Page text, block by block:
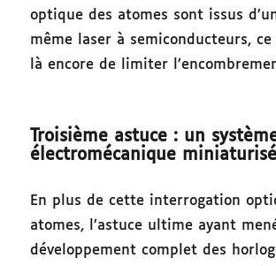
optique des atomes sont issus
même laser à semiconducteurs,
là encore de limiter
Troisième astuce : un
électromécanique miniaturisé
En plus de cette interrogation
atomes, l’astuce ultime ayant
développement complet des